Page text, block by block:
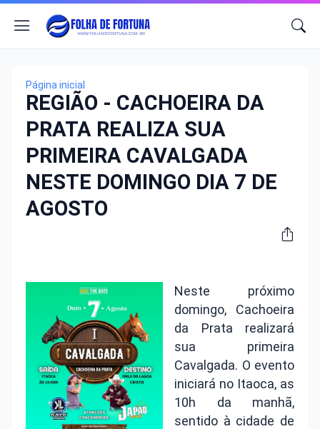
Página inicial
REGIÃO - CACHOEIRA DA
PRATA REALIZA SUA
PRIMEIRA CAVALGADA
NESTE DOMINGO DIA 7 DE
AGOSTO
Neste próximo
domingo, Cachoeira
da Prata realizará
sua primeira
Cavalgada. O evento
iniciará no Itaoca, as
10h da manhã,
sentido à cidade de